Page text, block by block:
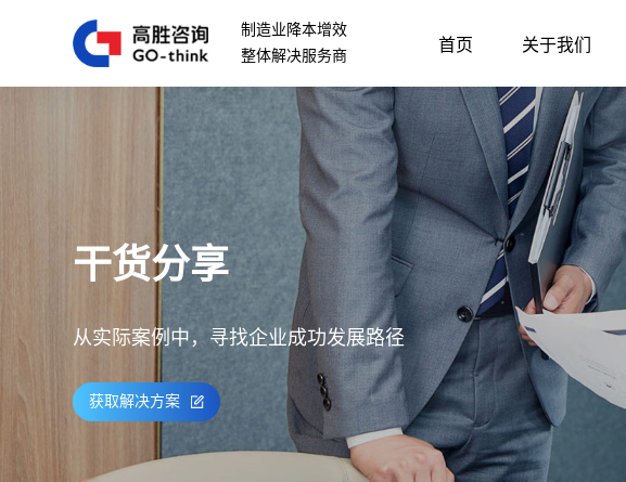
制造业降本增效
整体解决服务商
首页 关于我们
干货分享
从实际案例中，寻找企业成功发展路径
获取解决方案